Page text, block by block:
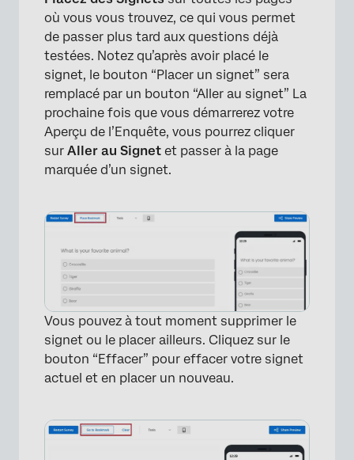
où vous vous trouvez, ce qui vous permet
de passer plus tard aux questions déjà
testées. Notez qu’après avoir placé le
signet, le bouton “Placer un signet” sera
remplacé par un bouton “Aller au signet” La
prochaine fois que vous démarrerez votre
Aperçu de l’Enquête, vous pourrez cliquer
sur Aller au Signet et passer à la page
marquée d’un signet.
Vous pouvez à tout moment supprimer le
signet ou le placer ailleurs. Cliquez sur le
bouton “Effacer” pour effacer votre signet
actuel et en placer un nouveau.